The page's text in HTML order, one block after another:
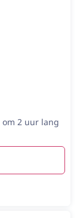
2 uur lang